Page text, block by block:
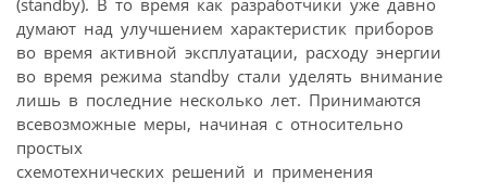
думают над улучшением характеристик приборов
во время активной эксплуатации, расходу энергии
во время режима standby стали уделять внимание
лишь в последние несколько лет. Принимаются
всевозможные меры, начиная с относительно
простых
схемотехнических решений и применения